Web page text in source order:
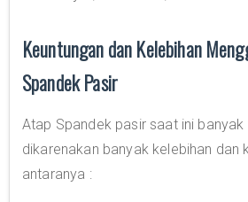
Keuntungan dan Kelebihan
Spandek Pasir
Atap Spandek pasir saat ini
dikarenakan banyak kelebihan dan
antaranya :